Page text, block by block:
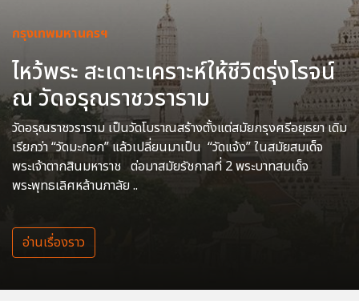
กรุงเทพมหานครฯ
ไหว้พระ สะเดาะเคราะห์ให้ชีวิตรุ่งโรจน์
ณ วัดอรุณราชวราราม
วัดอรุณราชวราราม เป็นวัดโบราณสร้างตั้งแต่สมัยกรุงศรีอยุธยา เดิม
เรียกว่า “วัดมะกอก” แล้วเปลี่ยนมาเป็น “วัดแจ้ง” ในสมัยสมเด็จ
พระเจ้าตากสินมหาราช ต่อมาสมัยรัชกาลที่ 2 พระบาทสมเด็จ
พระพุทธเลิศหล้านภาลัย ..
อ่านเรื่องราว